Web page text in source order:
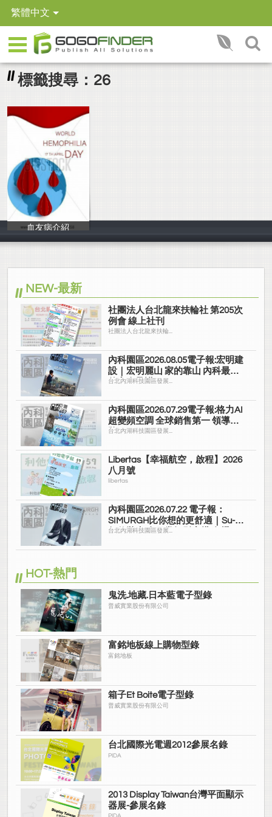
繁體中文
標籤搜尋：26
血友病介紹
11226
NEW-最新
社團法人台北龍來扶輪社 第205次
例會 線上社刊
社團法人台北龍來扶輪...
內科園區2026.08.05電子報:宏明建
設｜宏明麗山 家的靠山 內科最高
的安全承諾
台北內湖科技園區發展...
內科園區2026.07.29電子報:格力AI
超變頻空調 全球銷售第一 領導品
牌
台北內湖科技園區發展...
Libertas【幸福航空，啟程】2026
八月號
libertas
內科園區2026.07.22 電子報：
SIMURGH比你想的更舒適｜Su-Si
舒仕裝 都會日常輕鬆穿搭 免燙可
台北內湖科技園區發展...
HOT-熱門
鬼洗.地藏.日本藍電子型錄
普威實業股份有限公司
富銘地板線上購物型錄
富銘地板
箱子Et Boite電子型錄
普威實業股份有限公司
台北國際光電週2012參展名錄
PIDA
2013 Display Taiwan台灣平面顯示
器展-參展名錄
PIDA